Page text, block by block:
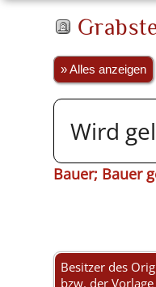
» Alles anzeigen
Wird
Bauer; Bauer
Besitzer des
bzw. der Vorlage